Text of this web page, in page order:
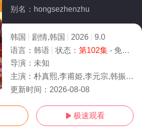
别名：hongsezhenzhu
韩国 剧情,韩国 2026
9.0
语言： 韩语 状态： 第102集- 免费在线观看
导演： 未知
主演： 朴真熙,李甫姫,李元宗,韩振熙,李应敬,李代延,金惠仙,金宣敬,이정용,채빈
更新时间： 2026-08-08
 极速观看